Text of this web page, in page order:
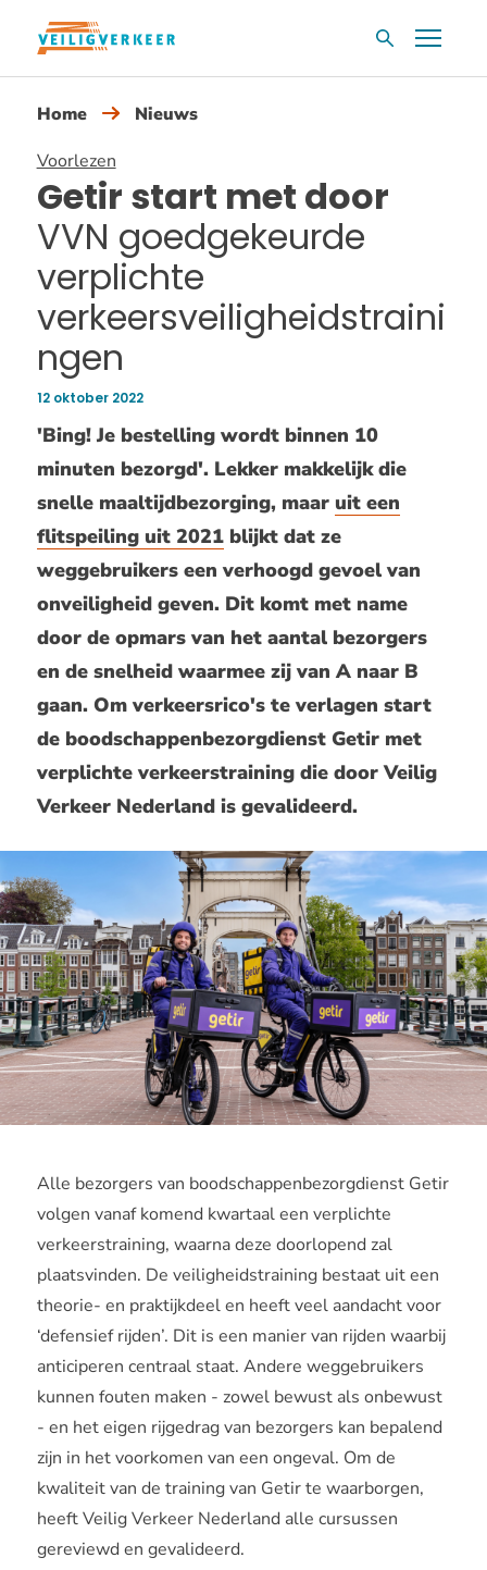
Overslaan
inhoud
ZoekvakMenu
Home
Nieuws
Voorlezen
Getir start met door
VVN goedgekeurde
verplichte
verkeersveiligheidstraini
ngen
Publicatiedatum:
12 oktober 2022
'Bing! Je bestelling wordt binnen 10
minuten bezorgd'. Lekker makkelijk die
snelle maaltijdbezorging, maar uit een
flitspeiling uit 2021blijkt dat ze
weggebruikers een verhoogd gevoel van
onveiligheid geven. Dit komt met name
door de opmars van het aantal bezorgers
en de snelheid waarmee zij van A naar B
gaan. Om verkeersrico's te verlagen start
de boodschappenbezorgdienst Getir met
verplichte verkeerstraining die door Veilig
Verkeer Nederland is gevalideerd.
Alle bezorgers van boodschappenbezorgdienst Getir
volgen vanaf komend kwartaal een verplichte
verkeerstraining, waarna deze doorlopend zal
plaatsvinden. De veiligheidstraining bestaat uit een
theorie- en praktijkdeel en heeft veel aandacht voor
‘defensief rijden’. Dit is een manier van rijden waarbij
anticiperen centraal staat. Andere weggebruikers
kunnen fouten maken - zowel bewust als onbewust
- en het eigen rijgedrag van bezorgers kan bepalend
zijn in het voorkomen van een ongeval. Om de
kwaliteit van de training van Getir te waarborgen,
heeft Veilig Verkeer Nederland alle cursussen
gereviewd en gevalideerd.